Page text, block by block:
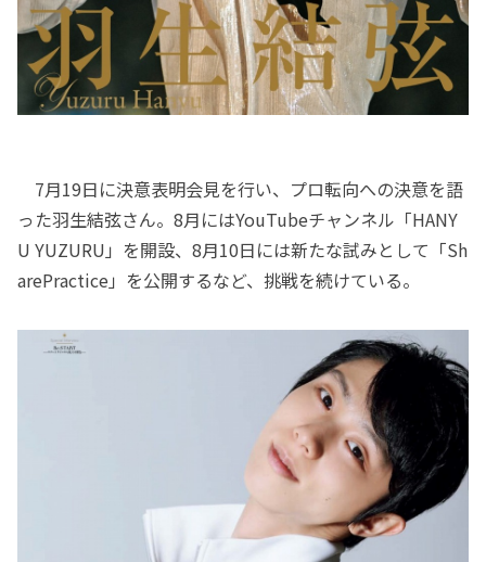
7月19日に決意表明会見を行い、プロ転向への決意を語
った羽生結弦さん。8月にはYouTubeチャンネル「HANY
U YUZURU」を開設、8月10日には新たな試みとして「Sh
arePractice」を公開するなど、挑戦を続けている。